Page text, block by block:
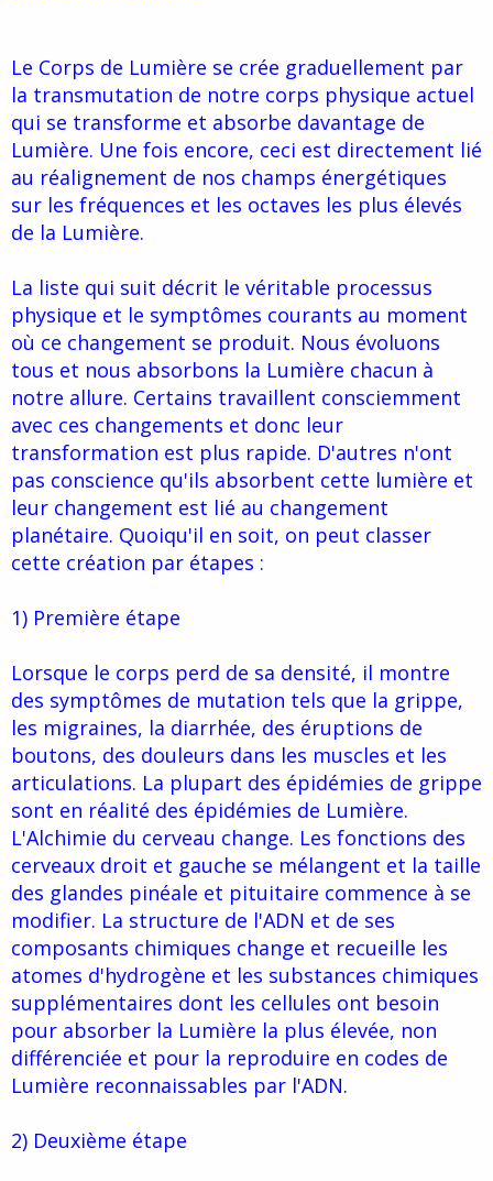
Le Corps de Lumière se crée graduellement par
la transmutation de notre corps physique actuel
qui se transforme et absorbe davantage de
Lumière. Une fois encore, ceci est directement lié
au réalignement de nos champs énergétiques
sur les fréquences et les octaves les plus élevés
de la Lumière.
La liste qui suit décrit le véritable processus
physique et le symptômes courants au moment
où ce changement se produit. Nous évoluons
tous et nous absorbons la Lumière chacun à
notre allure. Certains travaillent consciemment
avec ces changements et donc leur
transformation est plus rapide. D'autres n'ont
pas conscience qu'ils absorbent cette lumière et
leur changement est lié au changement
planétaire. Quoiqu'il en soit, on peut classer
cette création par étapes :
1) Première étape
Lorsque le corps perd de sa densité, il montre
des symptômes de mutation tels que la grippe,
les migraines, la diarrhée, des éruptions de
boutons, des douleurs dans les muscles et les
articulations. La plupart des épidémies de grippe
sont en réalité des épidémies de Lumière.
L'Alchimie du cerveau change. Les fonctions des
cerveaux droit et gauche se mélangent et la taille
des glandes pinéale et pituitaire commence à se
modifier. La structure de l'ADN et de ses
composants chimiques change et recueille les
atomes d'hydrogène et les substances chimiques
supplémentaires dont les cellules ont besoin
pour absorber la Lumière la plus élevée, non
différenciée et pour la reproduire en codes de
Lumière reconnaissables par l'ADN.
2) Deuxième étape